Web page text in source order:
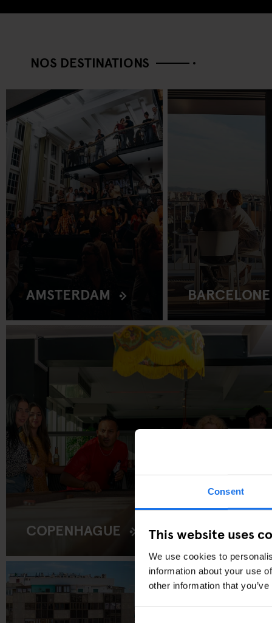
Consent
This website uses
We use cookies to
information about your use
other information that
NOS DESTINATIONS
AMSTERDAM BARCELONE
COPENHAGUE